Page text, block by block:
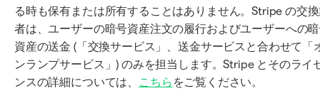
る時も保有または所有することはありません。Stripe の交
者は、ユーザーの暗号資産注文の履行およびユーザーへの
資産の送金 (「交換サービス」、送金サービスと合わせて「
ンランプサービス」) のみを担当します。Stripe とそのライ
ンスの詳細については、
こちら をご覧ください。